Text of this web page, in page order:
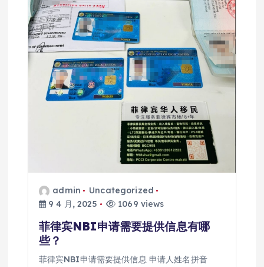
admin
Uncategorized
9 4 月, 2025
1069 views
菲律宾NBI申请需要提供信息有哪
些？
菲律宾NBI申请需要提供信息 申请人姓名拼音